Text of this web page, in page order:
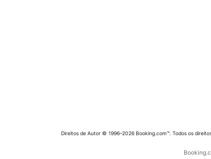
Direitos de Autor © 1996–2026 Booking.com™. Todos os